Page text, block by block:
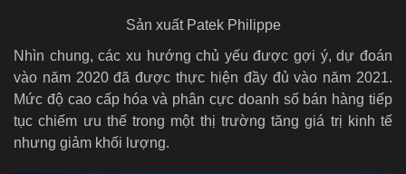
Sản xuất Patek Philippe
Nhìn chung, các xu hướng chủ yếu được gợi ý, dự đoán
vào năm 2020 đã được thực hiện đầy đủ vào năm 2021.
Mức độ cao cấp hóa và phân cực doanh số bán hàng tiếp
tục chiếm ưu thế trong một thị trường tăng giá trị kinh tế
nhưng giảm khối lượng.